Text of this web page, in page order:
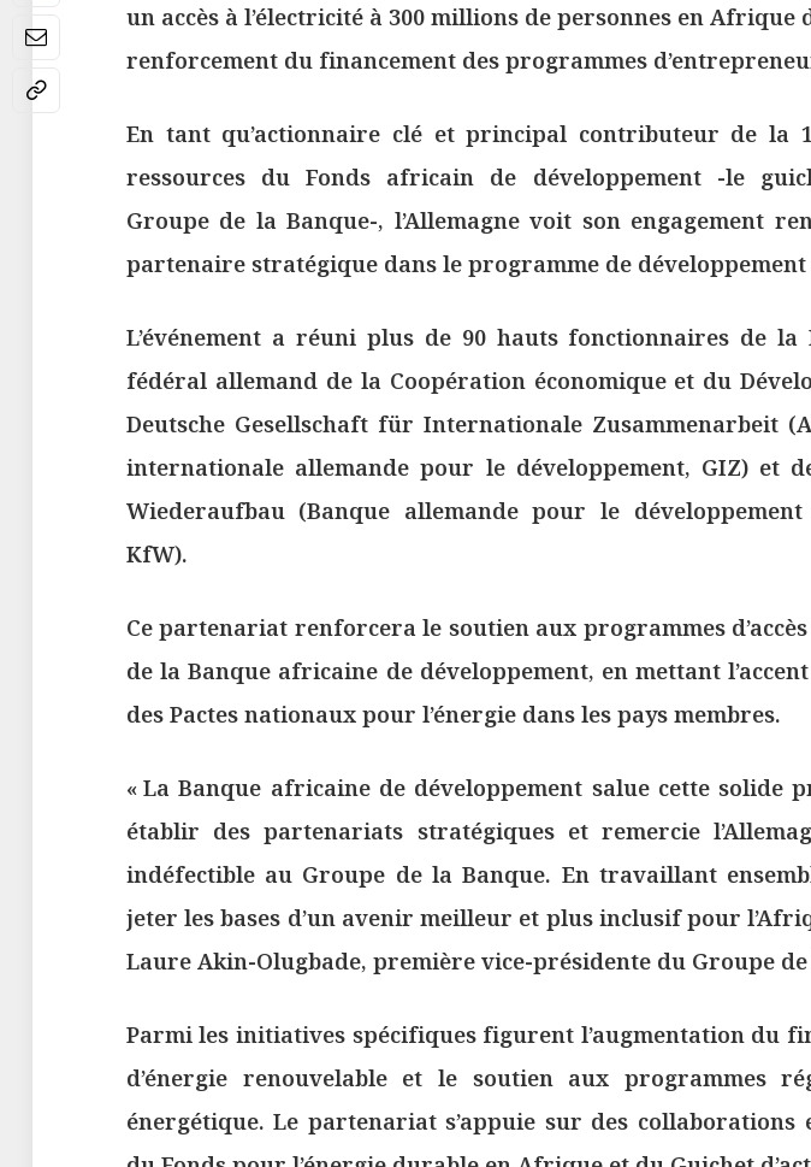
un accès à l’électricité à 300 millions de personnes en Afrique
renforcement du financement des programmes
En tant qu’actionnaire clé et principal contributeur de la
ressources du Fonds africain de développement -le
Groupe de la Banque-, l’Allemagne voit son engagement
partenaire stratégique dans le programme de
L’événement a réuni plus de 90 hauts fonctionnaires de
fédéral allemand de la Coopération économique et du
Deutsche Gesellschaft für Internationale Zusammenarbeit
internationale allemande pour le développement, GIZ) et
Wiederaufbau (Banque allemande pour le
KfW).
Ce partenariat renforcera le soutien aux programmes
de la Banque africaine de développement, en mettant
des Pactes nationaux pour l’énergie dans les pays membres.
« La Banque africaine de développement salue cette solide
établir des partenariats stratégiques et remercie
indéfectible au Groupe de la Banque. En travaillant
jeter les bases d’un avenir meilleur et plus inclusif pour
Laure Akin-Olugbade, première vice-présidente du Groupe de
Parmi les initiatives spécifiques figurent l’augmentation du
d’énergie renouvelable et le soutien aux programmes
énergétique. Le partenariat s’appuie sur des